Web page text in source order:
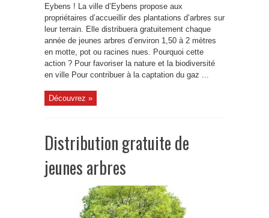
Eybens ! La ville d’Eybens propose aux
propriétaires d’accueillir des plantations d’arbres sur
leur terrain. Elle distribuera gratuitement chaque
année de jeunes arbres d’environ 1,50 à 2 mètres
en motte, pot ou racines nues. Pourquoi cette
action ? Pour favoriser la nature et la biodiversité
en ville Pour contribuer à la captation du gaz ...
Découvrez »
Distribution gratuite de
jeunes arbres